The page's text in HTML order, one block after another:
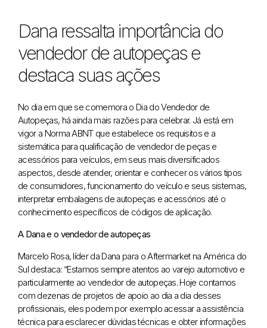
Dana ressalta importância do
vendedor de autopeças e
destaca suas ações
No dia em que se comemora o Dia do Vendedor de
Autopeças, há ainda mais razões para celebrar. Já está em
vigor a Norma ABNT que estabelece os requisitos e a
sistemática para qualificação de vendedor de peças e
acessórios para veículos, em seus mais diversificados
aspectos, desde atender, orientar e conhecer os vários tipos
de consumidores, funcionamento do veículo e seus sistemas,
interpretar embalagens de autopeças e acessórios até o
conhecimento específicos de códigos de aplicação.
A Dana e o vendedor de autopeças
Marcelo Rosa, líder da Dana para o Aftermarket na América do
Sul destaca: “Estamos sempre atentos ao varejo automotivo e
particularmente ao vendedor de autopeças. Hoje contamos
com dezenas de projetos de apoio ao dia a dia desses
profissionais, eles podem por exemplo acessar a assistência
técnica para esclarecer dúvidas técnicas e obter informações